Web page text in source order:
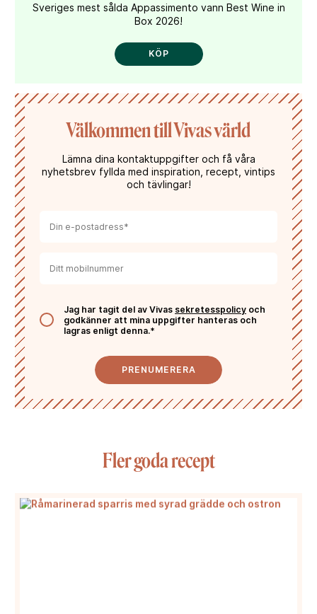
Sveriges mest sålda Appassimento vann Best Wine in
Box 2026!
KÖP
Välkommen till Vivas värld
Lämna dina kontaktuppgifter och få våra
nyhetsbrev fyllda med inspiration, recept, vintips
och tävlingar!
Jag har tagit del av Vivas sekretesspolicy och
godkänner att mina uppgifter hanteras och
lagras enligt denna.*
PRENUMERERA
Fler goda recept